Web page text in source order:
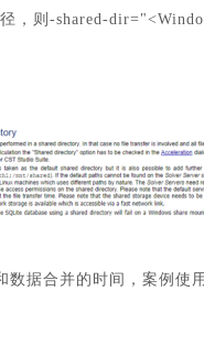
，则-shared-
数据合并的时间，案例使